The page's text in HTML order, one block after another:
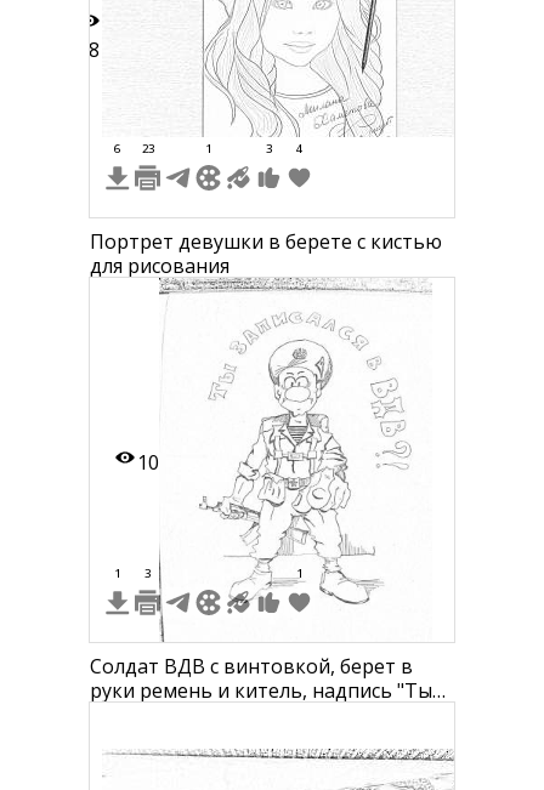
78
6 23 1 3 4
Портрет девушки в берете с кистью
для рисования
10
1 3 1
Солдат ВДВ с винтовкой, берет в
руки ремень и китель, надпись "Ты